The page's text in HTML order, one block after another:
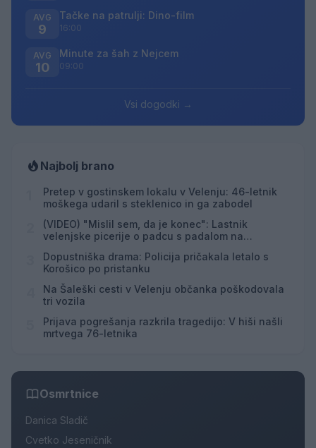
AVG
9
Tačke na patrulji: Dino-film
16:00
AVG
10
Minute za šah z Nejcem
09:00
Vsi dogodki →
Najbolj brano
Pretep v gostinskem lokalu v Velenju: 46-letnik
moškega udaril s steklenico in ga zabodel
(VIDEO) "Mislil sem, da je konec": Lastnik
velenjske picerije o padcu s padalom na
Dopustniška drama: Policija pričakala letalo s
Korošico po pristanku
Na Šaleški cesti v Velenju občanka poškodovala
tri vozila
Prijava pogrešanja razkrila tragedijo: V hiši našli
mrtvega 76-letnika
Osmrtnice
Danica Sladič
Cvetko Jeseničnik